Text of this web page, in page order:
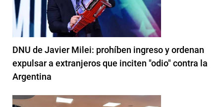
DNU de Javier Milei: prohíben ingreso y ordenan
expulsar a extranjeros que inciten "odio" contra la
Argentina